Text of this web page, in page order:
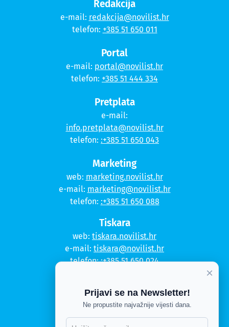
Redakcija
e-mail: redakcija@novilist.hr
telefon: +385 51 650 011
Portal
e-mail: portal@novilist.hr
telefon: +385 51 444 334
Pretplata
e-mail:
info.pretplata@novilist.hr
telefon: :+385 51 650 043
Marketing
web: marketing.novilist.hr
e-mail: marketing@novilist.hr
telefon: :+385 51 650 088
Tiskara
web: tiskara.novilist.hr
e-mail: tiskara@novilist.hr
telefon::+385 51 650 024
Kontakt
Politika privatnosti
×
Prijavi se na Newsletter!
Ne propustite najvažnije vijesti dana.